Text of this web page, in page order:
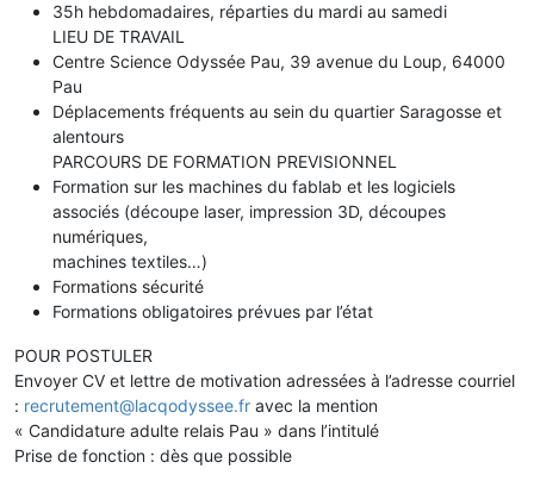
35h hebdomadaires, réparties du mardi au samedi
LIEU DE TRAVAIL
Centre Science Odyssée Pau, 39 avenue du Loup, 64000
Pau
Déplacements fréquents au sein du quartier Saragosse et
alentours
PARCOURS DE FORMATION PREVISIONNEL
Formation sur les machines du fablab et les logiciels
associés (découpe laser, impression 3D, découpes
numériques,
machines textiles…)
Formations sécurité
Formations obligatoires prévues par l’état
POUR POSTULER
Envoyer CV et lettre de motivation adressées à l’adresse courriel
: recrutement@lacqodyssee.fr avec la mention
« Candidature adulte relais Pau » dans l’intitulé
Prise de fonction : dès que possible